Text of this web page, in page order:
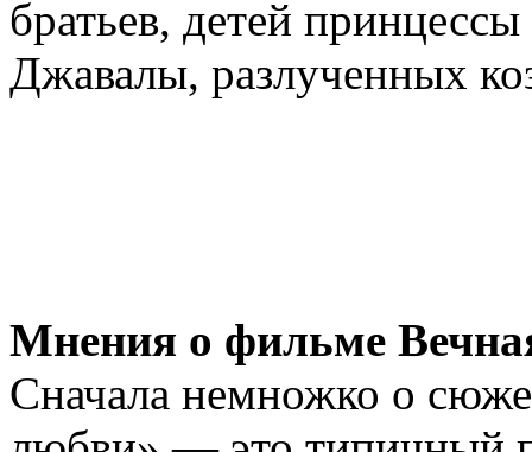
братьев, детей
Джавалы, разлученных
Мнения о фильме
Сначала немножко о